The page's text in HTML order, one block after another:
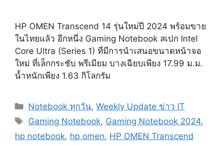
HP OMEN Transcend 14 รุ่นใหม่ปี 2024 พร้อมขาย
ในไทยแล้ว อีกหนึ่ง Gaming Notebook สเปก Intel
Core Ultra (Series 1) ที่มีการนำเสนอขนาดหน้าจอ
ใหม่ ที่เล็กกระชับ พรีเมียม บางเฉียบเพียง 17.99 ม.ม.
น้ำหนักเพียง 1.63 กิโลกรัม
Categories
Notebook ทุกวัน,Weekly Update ข่าว IT
Tags
Gaming Notebook, Gaming Notebook 2024,
hp notebook, hp omen, HP OMEN Transcend